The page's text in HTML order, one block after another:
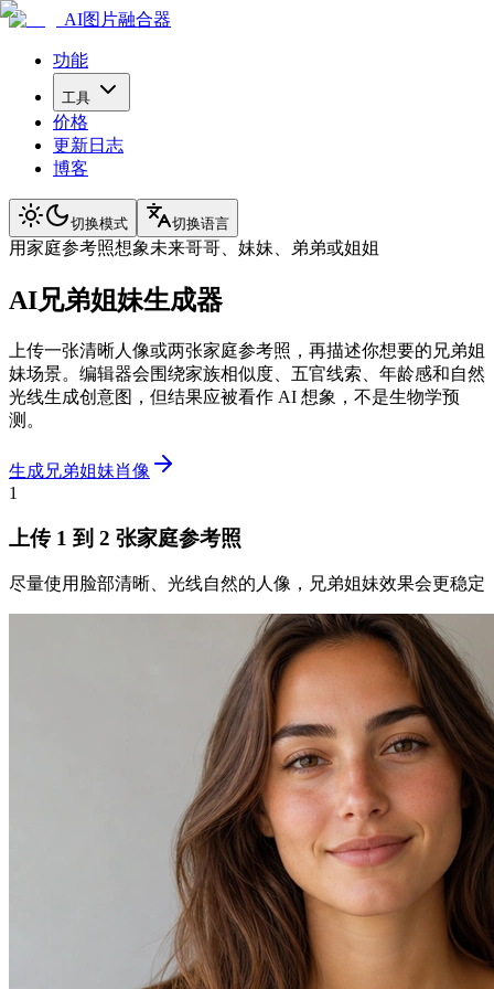
AI图片融合器
功能
工具
价格
更新日志
博客
切换模式 切换语言
用家庭参考照想象未来哥哥、妹妹、弟弟或姐姐
AI兄弟姐妹生成器
上传一张清晰人像或两张家庭参考照，再描述你想要的兄弟姐
妹场景。编辑器会围绕家族相似度、五官线索、年龄感和自然
光线生成创意图，但结果应被看作 AI 想象，不是生物学预
测。
生成兄弟姐妹肖像
1
上传 1 到 2 张家庭参考照
尽量使用脸部清晰、光线自然的人像，兄弟姐妹效果会更稳定